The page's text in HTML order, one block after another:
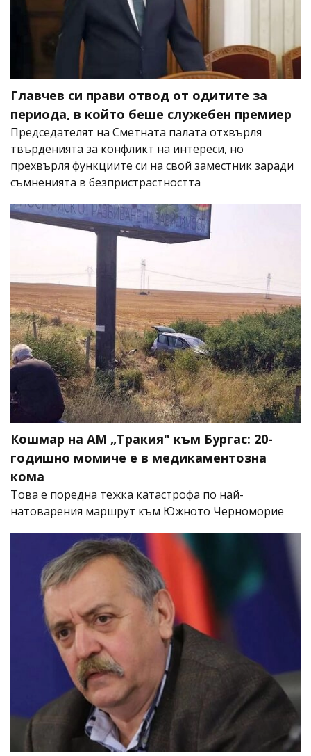
Главчев си прави отвод от одитите за
периода, в който беше служебен премиер
Председателят на Сметната палата отхвърля
твърденията за конфликт на интереси, но
прехвърля функциите си на свой заместник заради
съмненията в безпристрастността
Кошмар на АМ „Тракия" към Бургас: 20-
годишно момиче е в медикаментозна
кома
Това е поредна тежка катастрофа по най-
натоварения маршрут към Южното Черноморие